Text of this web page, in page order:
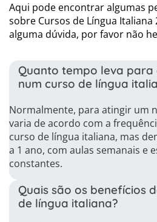
Aqui pode encontrar algumas
sobre Cursos de Língua Italiana
alguma dúvida, por favor não
Quanto tempo leva
num curso de língua
Normalmente, para atingir um
varia de acordo com a
curso de língua italiana, mas
a 1 ano, com aulas semanais e
constantes.
Quais são os benefícios
de língua italiana?